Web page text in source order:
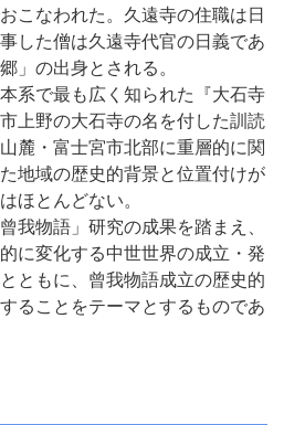
こなわれた。久遠寺の住職は日
した僧は久遠寺代官の日義であ
」の出身とされる。
系で最も広く知られた『大石寺
上野の大石寺の名を付した訓読
麓・富士宮市北部に重層的に関
地域の歴史的背景と位置付けが
ほとんどない。
我物語」研究の成果を踏まえ、
に変化する中世世界の成立・発
ともに、曾我物語成立の歴史的
ることをテーマとするものであ